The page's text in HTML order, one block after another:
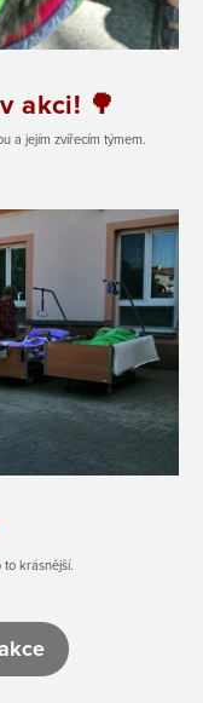
akci! 🌳
a jejím zvířecím týmem.
to krásnější.